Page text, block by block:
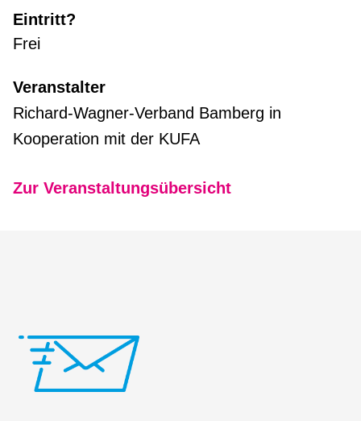
Eintritt?
Frei
Veranstalter
Richard-Wagner-Verband Bamberg in
Kooperation mit der KUFA
Zur Veranstaltungsübersicht